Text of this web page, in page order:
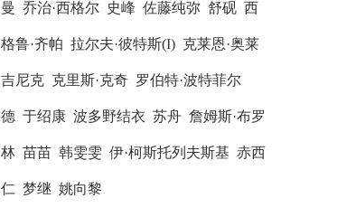
曼 乔治·西格尔 史峰 佐藤纯弥 舒砚 西
格鲁·齐帕 拉尔夫·彼特斯(I) 克莱恩·奥莱
吉尼克 克里斯·克奇 罗伯特·波特菲尔
德 于绍康 波多野结衣 苏舟 詹姆斯·布罗
林 苗苗 韩雯雯 伊·柯斯托列夫斯基 赤西
仁 梦继 姚向黎